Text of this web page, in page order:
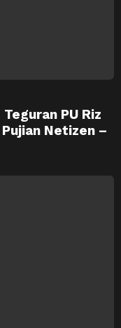
PU Riz
Netizen –